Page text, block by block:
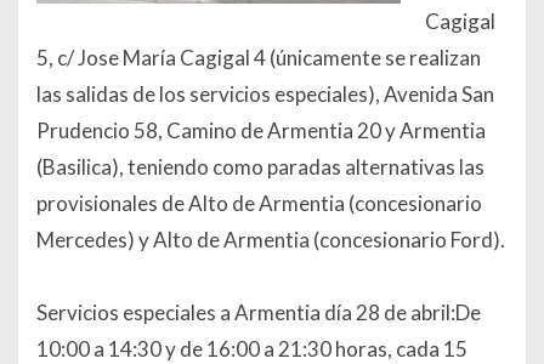
Cagigal
5, c/ Jose María Cagigal 4 (únicamente se realizan
las salidas de los servicios especiales), Avenida San
Prudencio 58, Camino de Armentia 20 y Armentia
(Basilica), teniendo como paradas alternativas las
provisionales de Alto de Armentia (concesionario
Mercedes) y Alto de Armentia (concesionario Ford).
Servicios especiales a Armentia día 28 de abril:De
10:00 a 14:30 y de 16:00 a 21:30 horas, cada 15